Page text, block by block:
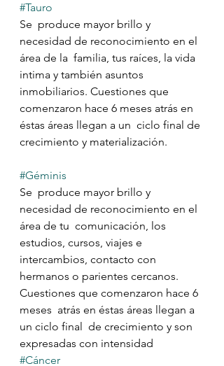
#Tauro
Se  produce mayor brillo y
necesidad de reconocimiento en el
área de la  familia, tus raíces, la vida
intima y también asuntos
inmobiliarios. Cuestiones que
comenzaron hace 6 meses atrás en
éstas áreas llegan a un  ciclo final de
crecimiento y materialización.
#Géminis
Se  produce mayor brillo y
necesidad de reconocimiento en el
área de tu  comunicación, los
estudios, cursos, viajes e
intercambios, contacto con
hermanos o parientes cercanos.
Cuestiones que comenzaron hace 6
meses  atrás en éstas áreas llegan a
un ciclo final  de crecimiento y son
expresadas con intensidad
#Cáncer